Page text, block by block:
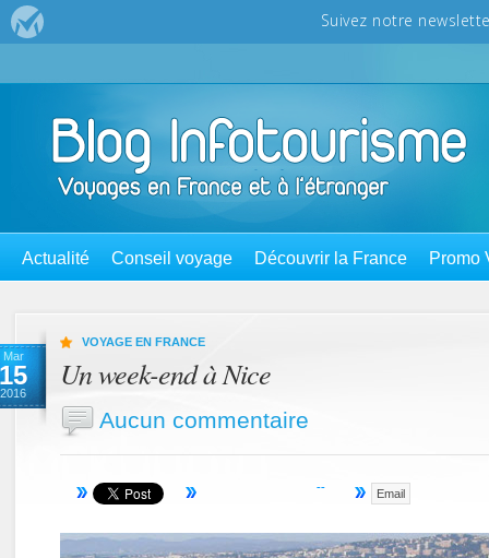
Actualité Conseil voyage Découvrir la France Promo
Mar
15
2016
VOYAGE EN FRANCE
Un week-end à Nice
Aucun commentaire
Email